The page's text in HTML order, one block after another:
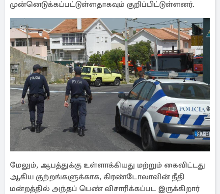
முன்னெடுக்கப்பட்டுள்ளதாகவும் குறிப்பிட்டுள்ளனர்.
மேலும், ஆபத்துக்கு உள்ளாக்கியது மற்றும் கைவிட்டது
ஆகிய குற்றங்களுக்காக, கிரண்டோலாவின் நீதி
மன்றத்தில் அந்தப் பெண் விசாரிக்கப்பட இருக்கிறார்